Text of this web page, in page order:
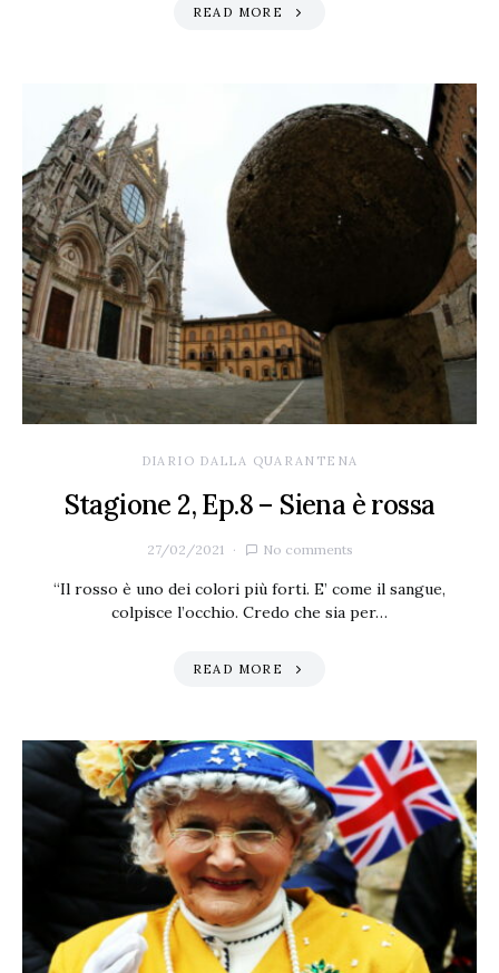
READ MORE
DIARIO DALLA QUARANTENA
Stagione 2, Ep.8 – Siena è rossa
27/02/2021 No comments
“Il rosso è uno dei colori più forti. E’ come il sangue,
colpisce l’occhio. Credo che sia per…
READ MORE